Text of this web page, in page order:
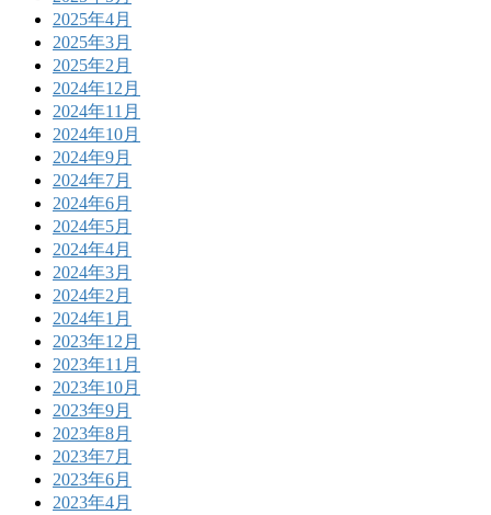
2025年4月
2025年3月
2025年2月
2024年12月
2024年11月
2024年10月
2024年9月
2024年7月
2024年6月
2024年5月
2024年4月
2024年3月
2024年2月
2024年1月
2023年12月
2023年11月
2023年10月
2023年9月
2023年8月
2023年7月
2023年6月
2023年4月